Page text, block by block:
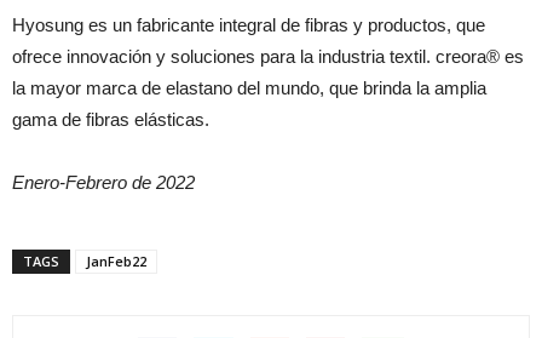
Hyosung es un fabricante integral de fibras y productos, que
ofrece innovación y soluciones para la industria textil. creora® es
la mayor marca de elastano del mundo, que brinda la amplia
gama de fibras elásticas.
Enero-Febrero de 2022
TAGS JanFeb22